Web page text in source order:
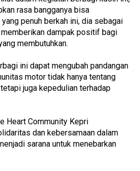
rasa bangganya bisa
penuh berkah ini, dia sebagai
dampak positif bagi
membutuhkan.
ini dapat mengubah pandangan
motor tidak hanya tentang
juga kepedulian terhadap
Heart Community Kepri
dan kebersamaan dalam
sarana untuk menebarkan